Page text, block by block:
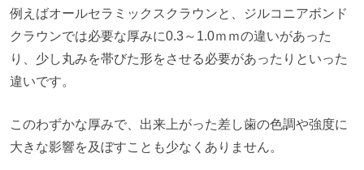
例えばオールセラミックスクラウンと、ジルコニアボンド
クラウンでは必要な厚みに0.3～ 1.0ｍｍの違いがあった
り、少し丸みを帯びた形をさせる必要があったりといった
違いです。
このわずかな厚みで、出来上がった差し歯の色調や強度に
大きな影響を及ぼすことも少なくありません。